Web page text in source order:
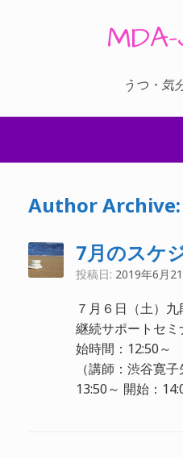
キ
うつ・気
Author Archive:
7月のスケ
投稿日: 2019年6月
７月６日（土）
継続サポートセ
始時間：12:50
（講師：渋谷寛
13:50～ 開始：